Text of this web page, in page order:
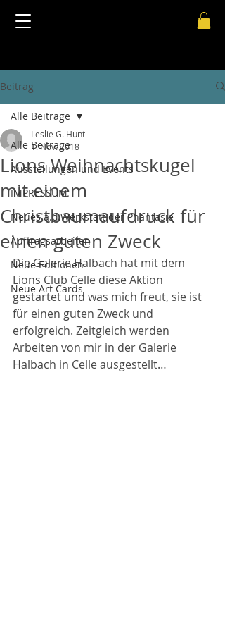
Beitrag
Alle Beiträge
Ausstellungen und Events
IMPRESSUM
Neues a.d.Werkstatt der Phantasie
Auftragsarbeiten
Neue Editionen
Neue Art Cards
Alle Beiträge
Lions Weihnachtskugel
mit einem
Christbaumaufdruck für
einen guten Zweck
Leslie G. Hunt
1. Nov. 2018
Die Galerie Halbach hat mit dem
Lions Club Celle diese Aktion
gestartet und was mich freut, sie ist
für einen guten Zweck und
erfolgreich. Zeitgleich werden
Arbeiten von mir in der Galerie
Halbach in Celle ausgestellt…